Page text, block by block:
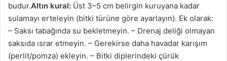
budur.Altın kural: Üst 3–5 cm belirgin kuruyana kadar
sulamayı erteleyin (bitki türüne göre ayarlayın). Ek olarak:
– Saksı tabağında su bekletmeyin. – Drenaj deliği olmayan
saksıda ısrar etmeyin. – Gerekirse daha havadar karışım
(perlit/pomza) ekleyin. – Bitki diplerindeki çürük